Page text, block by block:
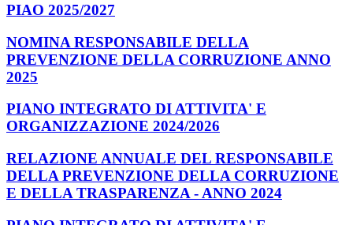
PIAO 2025/2027
NOMINA RESPONSABILE DELLA
PREVENZIONE DELLA CORRUZIONE ANNO
2025
PIANO INTEGRATO DI ATTIVITA' E
ORGANIZZAZIONE 2024/2026
RELAZIONE ANNUALE DEL RESPONSABILE
DELLA PREVENZIONE DELLA CORRUZIONE
E DELLA TRASPARENZA - ANNO 2024